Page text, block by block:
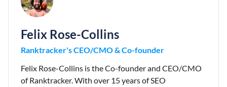
Felix Rose-Collins
Ranktracker's CEO/CMO & Co-founder
Felix Rose-Collins is the Co-founder and CEO/CMO
of Ranktracker. With over 15 years of SEO